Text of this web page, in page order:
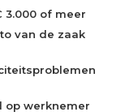
3.000 of meer
van de zaak
op werknemer